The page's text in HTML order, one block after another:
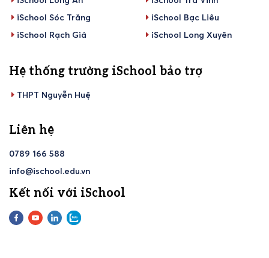
iSchool Sóc Trăng
iSchool Bạc Liêu
iSchool Rạch Giá
iSchool Long Xuyên
Hệ thống trường iSchool bảo trợ
THPT Nguyễn Huệ
Liên hệ
0789 166 588
info@ischool.edu.vn
Kết nối với iSchool